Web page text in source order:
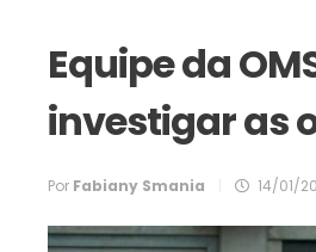
Equipe da
investigar as
Por Fabiany Smania 14/01/